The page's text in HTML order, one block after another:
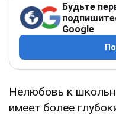
Будьте
Google
Нелюбовь к
имеет более